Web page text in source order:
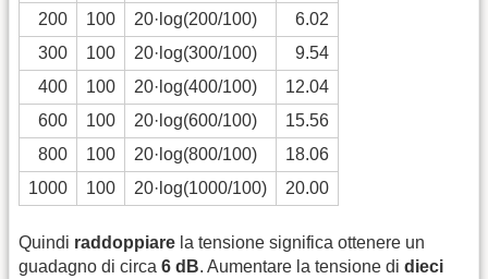
200
100 20·log(200/100)
6.02
300
100 20·log(300/100)
9.54
400
100 20·log(400/100)
12.04
600
100 20·log(600/100)
15.56
800
100 20·log(800/100)
18.06
1000
100 20·log(1000/100) 20.00
Quindi raddoppiare la tensione significa ottenere un
guadagno di circa 6 dB. Aumentare la tensione di dieci